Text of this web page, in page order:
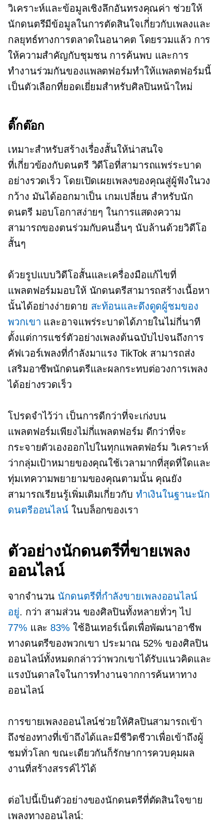
วิเคราะห์และข้อมูลเชิงลึกอันทรงคุณค่า ช่วยให้
นักดนตรีมีข้อมูลในการตัดสินใจเกี่ยวกับเพลงและ
กลยุทธ์ทางการตลาดในอนาคต โดยรวมแล้ว การ
ให้ความสำคัญกับชุมชน การค้นพบ และการ
ทำงานร่วมกันของแพลตฟอร์มทำให้แพลตฟอร์มนี้
เป็นตัวเลือกที่ยอดเยี่ยมสำหรับศิลปินหน้าใหม่
ติ๊กต๊อก
เหมาะสำหรับสร้างเรื่องสั้นให้น่าสนใจ
ที่เกี่ยวข้องกับดนตรี วิดีโอที่สามารถแพร่ระบาด
อย่างรวดเร็ว โดยเปิดเผยเพลงของคุณสู่ผู้ฟังในวง
กว้าง มันได้ออกมาเป็น เกมเปลี่ยนสำหรับนัก
ดนตรี มอบโอกาสง่ายๆ ในการแสดงความ
สามารถของตนร่วมกับคนอื่นๆ นับล้านด้วยวิดีโอ
สั้นๆ
ด้วยรูปแบบวิดีโอสั้นและเครื่องมือแก้ไขที่
แพลตฟอร์มมอบให้ นักดนตรีสามารถสร้างเนื้อหา
นั้นได้อย่างง่ายดาย สะท้อนและดึงดูดผู้ชมของ
พวกเขา และอาจแพร่ระบาดได้ภายในไม่กี่นาที
ตั้งแต่การแชร์ตัวอย่างเพลงต้นฉบับไปจนถึงการ
คัฟเวอร์เพลงที่กำลังมาแรง TikTok สามารถส่ง
เสริมอาชีพนักดนตรีและผลกระทบต่อวงการเพลง
ได้อย่างรวดเร็ว
โปรดจำไว้ว่า เป็นการดีกว่าที่จะเก่งบน
แพลตฟอร์มเพียงไม่กี่แพลตฟอร์ม ดีกว่าที่จะ
กระจายตัวเองออกไปในทุกแพลตฟอร์ม วิเคราะห์
ว่ากลุ่มเป้าหมายของคุณใช้เวลามากที่สุดที่ใดและ
ทุ่มเทความพยายามของคุณตามนั้น คุณยัง
สามารถเรียนรู้เพิ่มเติมเกี่ยวกับ ทำเงินในฐานะนัก
ดนตรีออนไลน์ ในบล็อกของเรา
ตัวอย่างนักดนตรีที่ขายเพลง
ออนไลน์
จากจำนวน นักดนตรีที่กำลังขายเพลงออนไลน์
อยู่. กว่า สามส่วนของศิลปินทั้งหลายทั่วๆ ไป
77% และ 83% ใช้อินเทอร์เน็ตเพื่อพัฒนาอาชีพ
ทางดนตรีของพวกเขา ประมาณ 52% ของศิลปิน
ออนไลน์ทั้งหมดกล่าวว่าพวกเขาได้รับแนวคิดและ
แรงบันดาลใจในการทำงานจากการค้นหาทาง
ออนไลน์
การขายเพลงออนไลน์ช่วยให้ศิลปินสามารถเข้า
ถึงช่องทางที่เข้าถึงได้และมีชีวิตชีวาเพื่อเข้าถึงผู้
ชมทั่วโลก ขณะเดียวกันก็รักษาการควบคุมผล
งานที่สร้างสรรค์ไว้ได้
ต่อไปนี้เป็นตัวอย่างของนักดนตรีที่ตัดสินใจขาย
เพลงทางออนไลน์: